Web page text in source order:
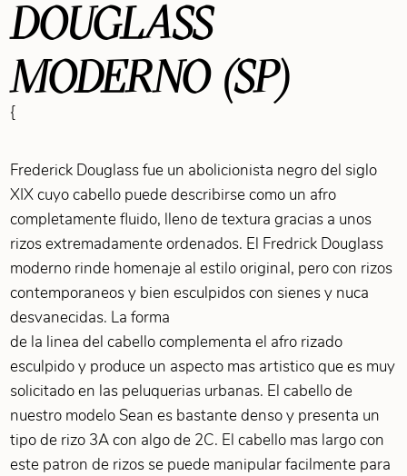
DOUGLASS
MODERNO (SP)
{
Frederick Douglass fue un abolicionista negro del siglo
XIX cuyo cabello puede describirse como un afro
completamente fluido, lleno de textura gracias a unos
rizos extremadamente ordenados. El Fredrick Douglass
moderno rinde homenaje al estilo original, pero con rizos
contemporaneos y bien esculpidos con sienes y nuca
desvanecidas. La forma
de la linea del cabello complementa el afro rizado
esculpido y produce un aspecto mas artistico que es muy
solicitado en las peluquerias urbanas. El cabello de
nuestro modelo Sean es bastante denso y presenta un
tipo de rizo 3A con algo de 2C. El cabello mas largo con
este patron de rizos se puede manipular facilmente para